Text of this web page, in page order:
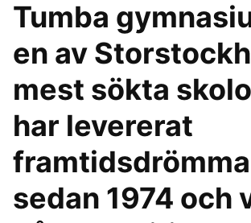
Tumba
en av
mest sökta
har levererat
sedan 1974 och